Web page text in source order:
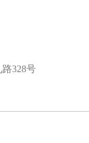
328号